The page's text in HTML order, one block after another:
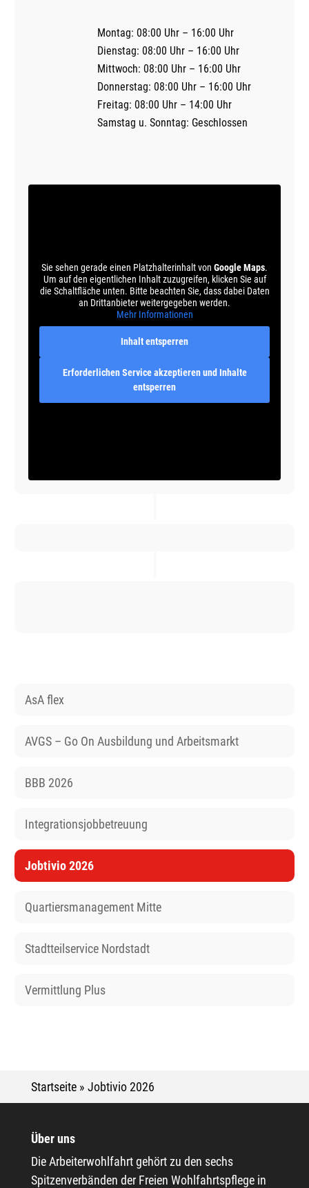
Montag: 08:00 Uhr – 16:00 Uhr
Dienstag: 08:00 Uhr – 16:00 Uhr
Mittwoch: 08:00 Uhr – 16:00 Uhr
Donnerstag: 08:00 Uhr – 16:00 Uhr
Freitag: 08:00 Uhr – 14:00 Uhr
Samstag u. Sonntag: Geschlossen
Sie sehen gerade einen Platzhalterinhalt von Google Maps.
Um auf den eigentlichen Inhalt zuzugreifen, klicken Sie auf
die Schaltfläche unten. Bitte beachten Sie, dass dabei Daten
an Drittanbieter weitergegeben werden.
Mehr Informationen
Inhalt entsperren
Erforderlichen Service akzeptieren und Inhalte
entsperren
AsA flex
AVGS – Go On Ausbildung und Arbeitsmarkt
BBB 2026
Integrationsjobbetreuung
Jobtivio 2026
Quartiersmanagement Mitte
Stadtteilservice Nordstadt
Vermittlung Plus
Startseite» Jobtivio 2026
Über uns
Die Arbeiterwohlfahrt gehört zu den sechs
Spitzenverbänden der Freien Wohlfahrtspflege in